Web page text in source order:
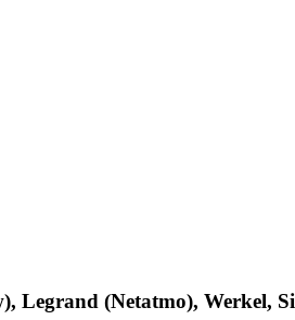
Legrand (Netatmo), Werkel,